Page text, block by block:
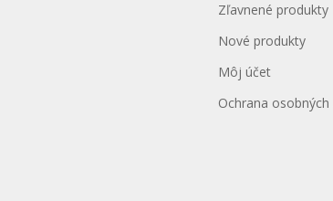
Zľavnené produkty
Nové produkty
Môj účet
Ochrana